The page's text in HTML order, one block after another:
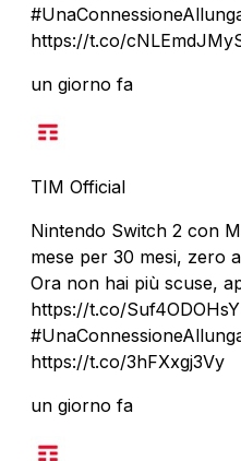
https://t.co/
un giorno fa
TIM Official
Nintendo Switch 2 con
mese per 30 mesi, zero
Ora non hai più scuse,
https://t.co/Suf4ODOHsY
https://t.co/3hFXxgj3Vy
un giorno fa